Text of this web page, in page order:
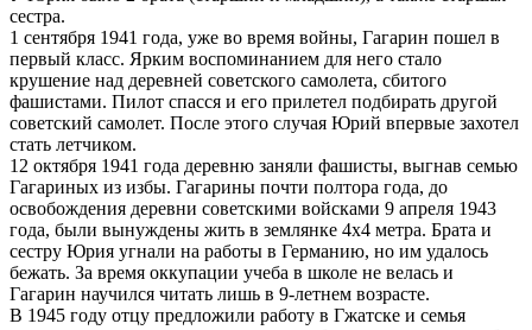
сестра.
1 сентября 1941 года, уже во время войны, Гагарин пошел в
первый класс. Ярким воспоминанием для него стало
крушение над деревней советского самолета, сбитого
фашистами. Пилот спасся и его прилетел подбирать другой
советский самолет. После этого случая Юрий впервые захотел
стать летчиком.
12 октября 1941 года деревню заняли фашисты, выгнав семью
Гагариных из избы. Гагарины почти полтора года, до
освобождения деревни советскими войсками 9 апреля 1943
года, были вынуждены жить в землянке 4х4 метра. Брата и
сестру Юрия угнали на работы в Германию, но им удалось
бежать. За время оккупации учеба в школе не велась и
Гагарин научился читать лишь в 9-летнем возрасте.
В 1945 году отцу предложили работу в Гжатске и семья